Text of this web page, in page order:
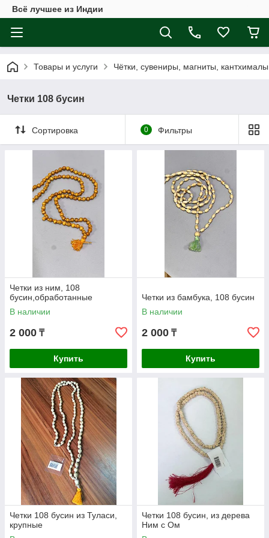
Всё лучшее из Индии
Товары и услуги Чётки, сувениры, магниты, кантхималы
Четки 108 бусин
Сортировка 0 Фильтры
Четки из ним, 108
бусин,обработанные
В наличии
2 000 ₸
Купить
Четки из бамбука, 108 бусин
В наличии
2 000 ₸
Купить
Четки 108 бусин из Туласи,
крупные
Четки 108 бусин, из дерева
Ним с Ом